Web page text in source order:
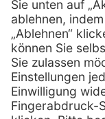
Services
Fernwartung
Vorteile
Eigenmarke
Leasing